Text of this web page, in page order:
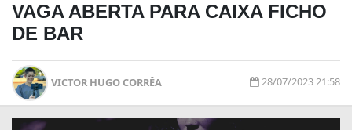
VAGA ABERTA PARA CAIXA FICHO
DE BAR
VICTOR HUGO CORRÊA 28/07/2023 21:58